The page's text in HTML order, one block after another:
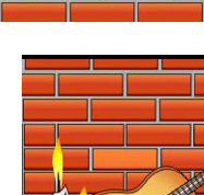
содержимому